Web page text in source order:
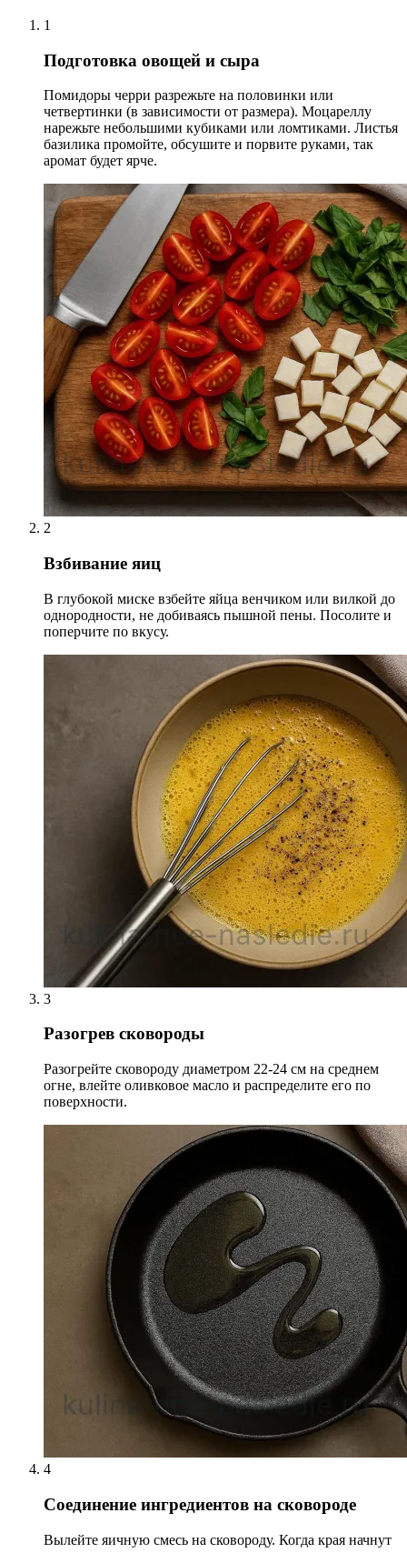
1
Подготовка овощей и сыра
Помидоры черри разрежьте на половинки или
четвертинки (в зависимости от размера). Моцареллу
нарежьте небольшими кубиками или ломтиками. Листья
базилика промойте, обсушите и порвите руками, так
аромат будет ярче.
2
Взбивание яиц
В глубокой миске взбейте яйца венчиком или вилкой до
однородности, не добиваясь пышной пены. Посолите и
поперчите по вкусу.
3
Разогрев сковороды
Разогрейте сковороду диаметром 22-24 см на среднем
огне, влейте оливковое масло и распределите его по
поверхности.
4
Соединение ингредиентов на сковороде
Вылейте яичную смесь на сковороду. Когда края начнут